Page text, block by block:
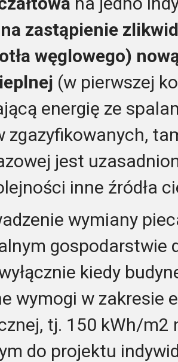
na zastąpienie
węglowego)
(w pierwszej
energię ze
zgazyfikowanych,
jest
inne źródła
wymiany
gospodarstwie
kiedy
wymogi w zakresie
tj. 150 kWh/m2
do projektu